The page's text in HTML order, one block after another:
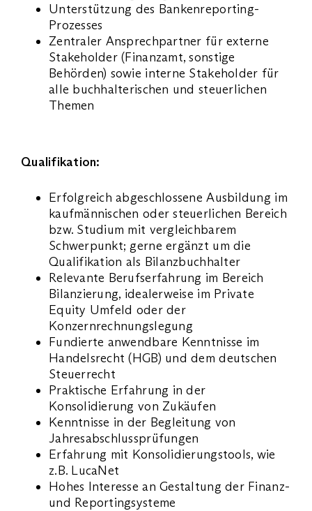
Unterstützung des Bankenreporting-
Prozesses
Zentraler Ansprechpartner für externe
Stakeholder (Finanzamt, sonstige
Behörden) sowie interne Stakeholder für
alle buchhalterischen und steuerlichen
Themen
Qualifikation:
Erfolgreich abgeschlossene Ausbildung im
kaufmännischen oder steuerlichen Bereich
bzw. Studium mit vergleichbarem
Schwerpunkt; gerne ergänzt um die
Qualifikation als Bilanzbuchhalter
Relevante Berufserfahrung im Bereich
Bilanzierung, idealerweise im Private
Equity Umfeld oder der
Konzernrechnungslegung
Fundierte anwendbare Kenntnisse im
Handelsrecht (HGB) und dem deutschen
Steuerrecht
Praktische Erfahrung in der
Konsolidierung von Zukäufen
Kenntnisse in der Begleitung von
Jahresabschlussprüfungen
Erfahrung mit Konsolidierungstools, wie
z.B. LucaNet
Hohes Interesse an Gestaltung der Finanz-
und Reportingsysteme